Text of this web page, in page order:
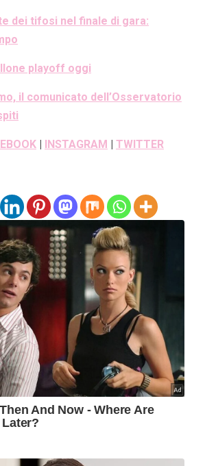
dei tifosi nel finale di gara:
playoff oggi
il comunicato dell’Osservatorio
| INSTAGRAM | TWITTER